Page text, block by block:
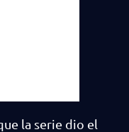
la serie dio el